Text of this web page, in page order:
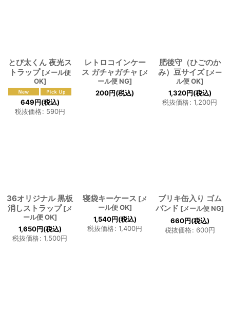
とび太くん 夜光ス
トラップ [メール便
OK]
649円(税込)
税抜価格: 590円
レトロコインケー
ス ガチャガチャ [メ
ール便 NG]
200円(税込)
肥後守（ひごのか
み）豆サイズ [メー
ル便 OK]
1,320円(税込)
税抜価格: 1,200円
36オリジナル 黒板
消しストラップ [メ
ール便 OK]
1,650円(税込)
税抜価格: 1,500円
寝袋キーケース [メ
ール便 OK]
1,540円(税込)
税抜価格: 1,400円
ブリキ缶入り ゴム
バンド [メール便 NG]
660円(税込)
税抜価格: 600円